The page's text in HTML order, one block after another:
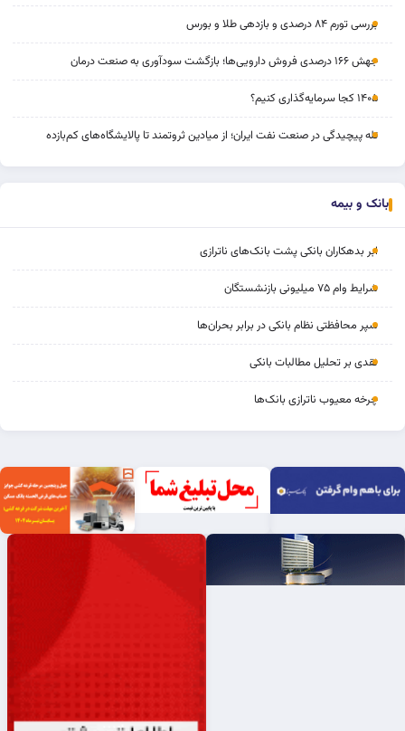
بررسی تورم ۸۴ درصدی و بازدهی طلا و بورس
جهش ۱۶۶ درصدی فروش دارویی‌ها؛ بازگشت سودآوری به صنعت درمان
۱۴۰۵ کجا سرمایه‌گذاری کنیم؟
تله پیچیدگی در صنعت نفت ایران؛ از میادین ثروتمند تا پالایشگاه‌های کم‌بازده
بانک و بیمه
ابر بدهکاران بانکی پشت بانک‌های ناترازی
شرایط وام ۷۵ میلیونی بازنشستگان
سپر محافظتی نظام بانکی در برابر بحران‌ها
نقدی بر تحلیل مطالبات بانکی
چرخه‌ معیوب ناترازی بانک‌ها